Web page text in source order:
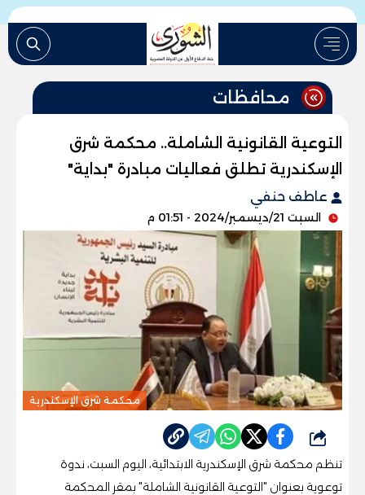
محافظات
التوعية القانونية الشاملة.. محكمة شرق
الإسكندرية تطلق فعاليات مبادرة "بداية"
عاطف حنفي
السبت 21/ديسمبر/2024 - 01:51 م
محكمة شرق الإسكندرية
شارك
تنظم محكمة شرق الإسكندرية الابتدائية، اليوم السبت، ندوة
توعوية بعنوان "التوعية القانونية الشاملة" بمقر المحكمة